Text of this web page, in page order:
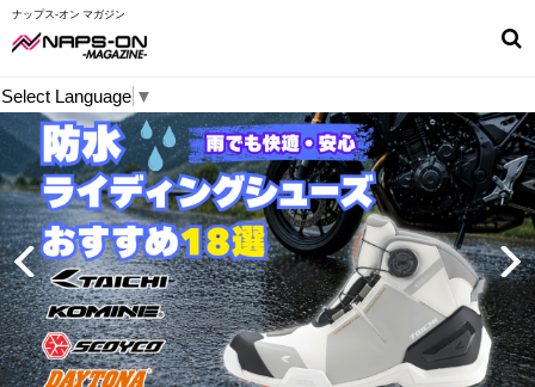
ナップス-オン マガジン
Select Language ▼